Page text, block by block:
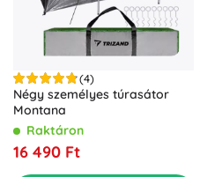
(4)
Négy személyes túrasátor
Montana
Raktáron
16 490 Ft